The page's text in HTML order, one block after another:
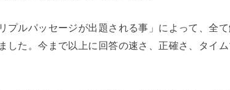
プルパッセージが出題される事」によって、全
した。今まで以上に回答の速さ、正確さ、タイ